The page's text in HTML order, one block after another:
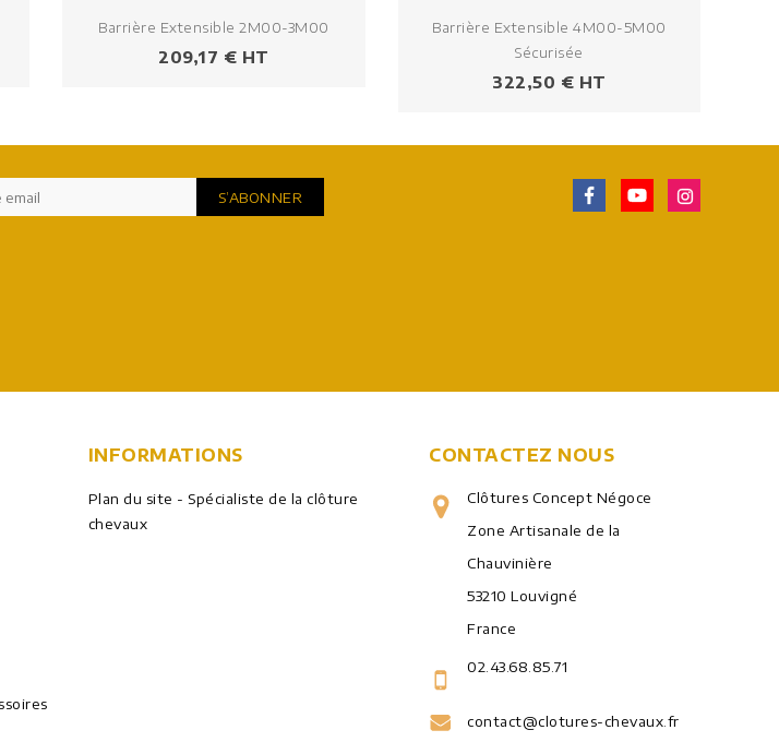
Barrière Extensible 2M00-3M00
Prix
209,17 € HT
Barrière Extensible 4M00-5M00
Sécurisée
Prix
322,50 € HT
INFORMATIONS
Plan du site - Spécialiste de la clôture
chevaux
CONTACTEZ NOUS
Clôtures Concept Négoce
Zone Artisanale de la
Chauvinière
53210 Louvigné
France
02.43.68.85.71
contact@clotures-chevaux.fr